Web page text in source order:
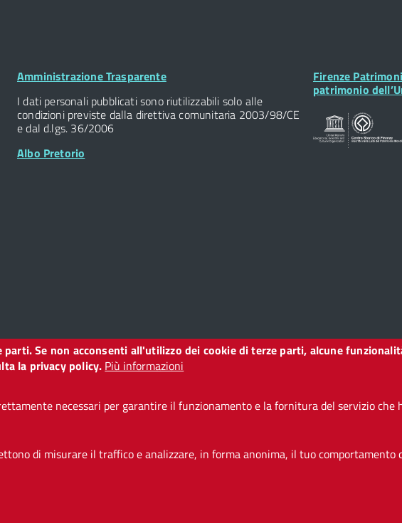
Footer
Amministrazione Trasparente
I dati personali pubblicati sono riutilizzabili solo alle
condizioni previste dalla direttiva comunitaria 2003/98/CE
e dal d.lgs. 36/2006
Albo Pretorio
Footer
Widget
Firenze
patrimonio
Se non acconsenti all'utilizzo dei cookie di terze parti, alcune
la privacy policy. Più informazioni
necessari per garantire il funzionamento e la fornitura del servizio che
di misurare il traffico e analizzare, in forma anonima, il tuo comportamento